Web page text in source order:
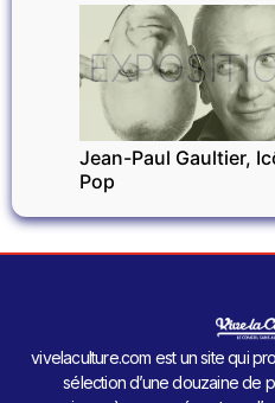
Jean-Paul Gaultier,
Pop
vivelaculture.com est un site qui
sélection d’une douzaine de